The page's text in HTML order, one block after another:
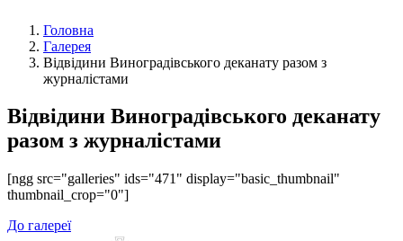
Головна
Галерея
Відвідини Виноградівського деканату разом з
журналістами
Відвідини Виноградівського деканату
разом з журналістами
[ngg src="galleries" ids="471" display="basic_thumbnail"
thumbnail_crop="0"]
До галереї